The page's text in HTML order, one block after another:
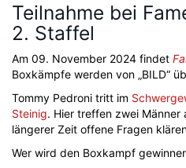
Teilnahme bei
2. Staffel
Am 09. November 2024 findet
Boxkämpfe werden von „BILD“
Tommy Pedroni tritt im
Steinig. Hier treffen zwei Männer
längerer Zeit offene Fragen
Wer wird den Boxkampf